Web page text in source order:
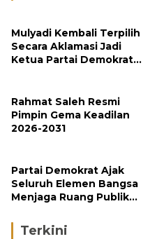
Mulyadi Kembali Terpilih
Secara Aklamasi Jadi
Ketua Partai Demokrat
Rahmat Saleh Resmi
Pimpin Gema Keadilan
2026-2031
Partai Demokrat Ajak
Seluruh Elemen Bangsa
Menjaga Ruang Publik
Beradab
Terkini